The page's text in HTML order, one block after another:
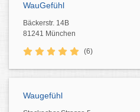
WauGefühl
Bäckerstr. 14B
81241 München
(6)
Waugefühl